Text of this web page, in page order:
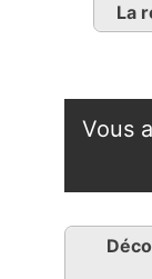
La
Vous